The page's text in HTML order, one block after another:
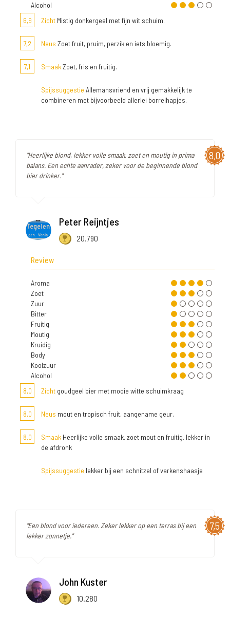
Alcohol
6,9
Zicht Mistig donkergeel met fijn wit schuim.
7,2 Neus Zoet fruit, pruim, perzik en iets bloemig.
7,1 SmaakZoet, fris en fruitig.
Spijssuggestie Allemansvriend en vrij gemakkelijk te
combineren met bijvoorbeeld allerlei borrelhapjes.
8,0
"Heerlijke blond, lekker volle smaak, zoet en moutig in prima
balans. Een echte aanrader, zeker voor de beginnende blond
bier drinker."
Peter Reijntjes
20.790
Review
Aroma
Zoet
Zuur
Bitter
Fruitig
Moutig
Kruidig
Body
Koolzuur
Alcohol
8,0
Zicht goudgeel bier met mooie witte schuimkraag
8,0 Neus mout en tropisch fruit, aangename geur.
8,0 Smaak Heerlijke volle smaak. zoet mout en fruitig. lekker in
de afdronk
Spijssuggestie lekker bij een schnitzel of varkenshaasje
7,5
"Een blond voor iedereen. Zeker lekker op een terras bij een
lekker zonnetje."
John Kuster
10.280